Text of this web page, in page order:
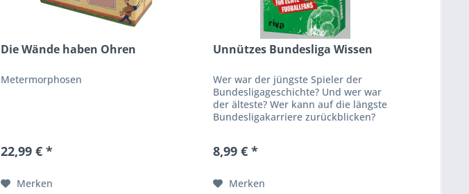
Die Wände haben Ohren
Metermorphosen
22,99 € *
Merken
Unnützes Bundesliga Wissen
Wer war der jüngste Spieler der
Bundesligageschichte? Und wer war
der älteste? Wer kann auf die längste
Bundesligakarriere zurückblicken?
8,99 € *
Merken